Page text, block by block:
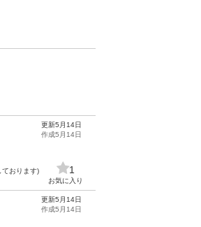
ております)
更新5月14日
作成5月14日
1
お気に入り
更新5月14日
作成5月14日